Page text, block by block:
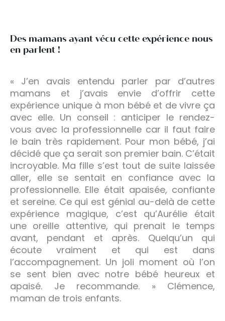
Des mamans ayant vécu cette expérience nous
en parlent !
« J’en avais entendu parler par d’autres
mamans et j’avais envie d’offrir cette
expérience unique à mon bébé et de vivre ça
avec elle. Un conseil : anticiper le rendez-
vous avec la professionnelle car il faut faire
le bain très rapidement. Pour mon bébé, j’ai
décidé que ça serait son premier bain. C’était
incroyable. Ma fille s’est tout de suite laissée
aller, elle se sentait en confiance avec la
professionnelle. Elle était apaisée, confiante
et sereine. Ce qui est génial au-delà de cette
expérience magique, c’est qu’Aurélie était
une oreille attentive, qui prenait le temps
avant, pendant et après. Quelqu’un qui
écoute vraiment et qui est dans
l’accompagnement. Un joli moment où l’on
se sent bien avec notre bébé heureux et
apaisé. Je recommande. » Clémence,
maman de trois enfants.